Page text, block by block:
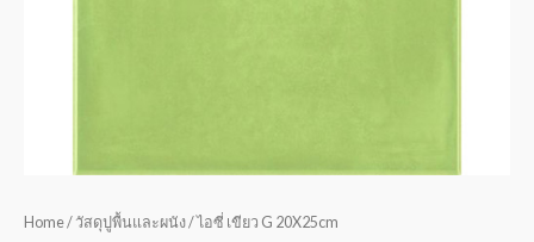
Home/ วัสดุปูพื้นและผนัง/ ไอซี่ เขียว G 20X25cm